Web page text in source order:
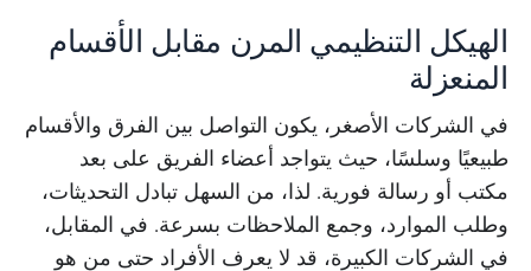
الهيكل التنظيمي المرن مقابل الأقسام
المنعزلة
في الشركات الأصغر، يكون التواصل بين الفرق والأقسام
طبيعيًا وسلسًا، حيث يتواجد أعضاء الفريق على بعد
مكتب أو رسالة فورية. لذا، من السهل تبادل التحديثات،
وطلب الموارد، وجمع الملاحظات بسرعة. في المقابل،
في الشركات الكبيرة، قد لا يعرف الأفراد حتى من هو